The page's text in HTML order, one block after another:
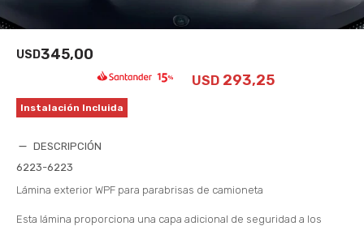
USD345,00
USD 293,25
Instalación Incluida
DESCRIPCIÓN
6223-6223
Lámina exterior WPF para parabrisas de camioneta
Esta lámina proporciona una capa adicional de seguridad a los